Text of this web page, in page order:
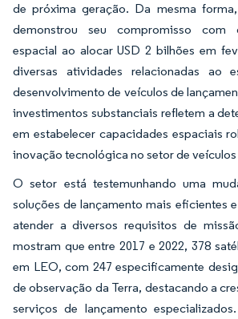
de próxima geração. Da mesma
demonstrou seu compromisso com
espacial ao alocar USD 2 bilhões em
diversas atividades relacionadas ao
desenvolvimento de veículos de
investimentos substanciais refletem a
em estabelecer capacidades espaciais
inovação tecnológica no setor de
O setor está testemunhando uma
soluções de lançamento mais eficientes
atender a diversos requisitos de
mostram que entre 2017 e 2022, 378
em LEO, com 247 especificamente
de observação da Terra, destacando a
serviços de lançamento